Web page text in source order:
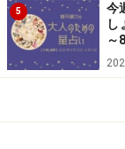
今のあなたは、
っとしたことで
らといって弱い
5
今
し
～